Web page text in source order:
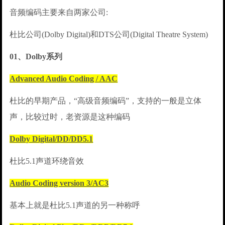
音频编码主要来自两家公司:
杜比公司(Dolby Digital)和DTS公司(Digital Theatre System)
01、Dolby系列
Advanced Audio Coding / AAC
杜比的早期产品，“高级音频编码”，支持的一般是立体
声，比较过时，老资源是这种编码
Dolby Digital/DD/DD5.1
杜比5.1声道环绕音效
Audio Coding version 3/AC3
基本上就是杜比5.1声道的另一种称呼